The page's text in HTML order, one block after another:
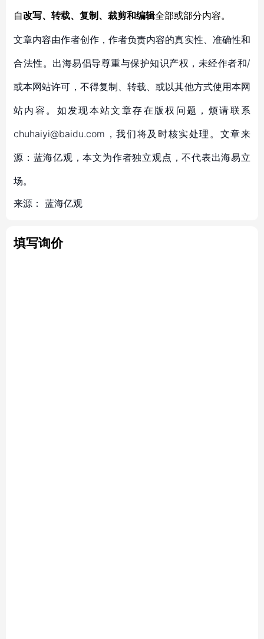
自改写、转载、复制、裁剪和编辑全部或部分内容。
文章内容由作者创作，作者负责内容的真实性、准确性和
合法性。出海易倡导尊重与保护知识产权，未经作者和/
或本网站许可，不得复制、转载、或以其他方式使用本网
站内容。如发现本站文章存在版权问题，烦请联系
chuhaiyi@baidu.com，我们将及时核实处理。文章来
源：蓝海亿观，本文为作者独立观点，不代表出海易立
场。
来源： 蓝海亿观
填写询价